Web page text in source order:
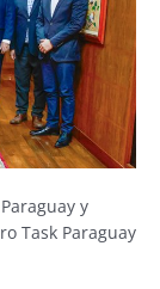
y
Task Paraguay